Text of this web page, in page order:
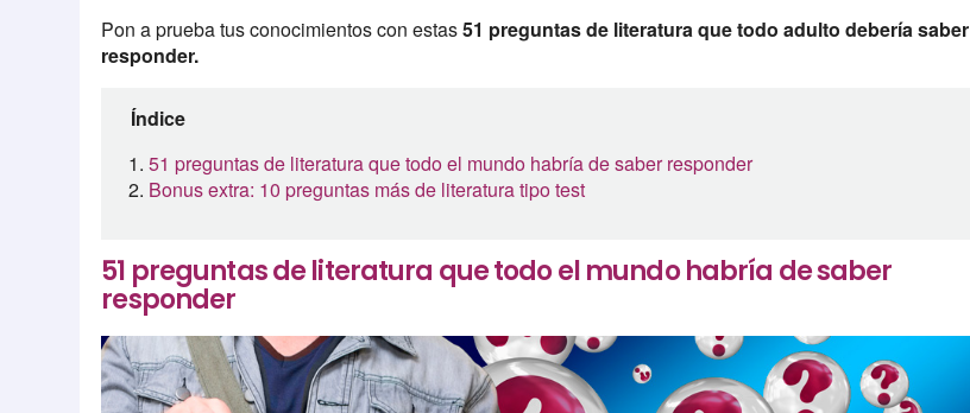
Pon a prueba tus conocimientos con estas51 preguntas de literatura que todo adulto debería saber
responder.
Índice
51 preguntas de literatura que todo el mundo habría de saber responder
Bonus extra: 10 preguntas más de literatura tipo test
51 preguntas de literatura que todo el mundo habría de saber
responder